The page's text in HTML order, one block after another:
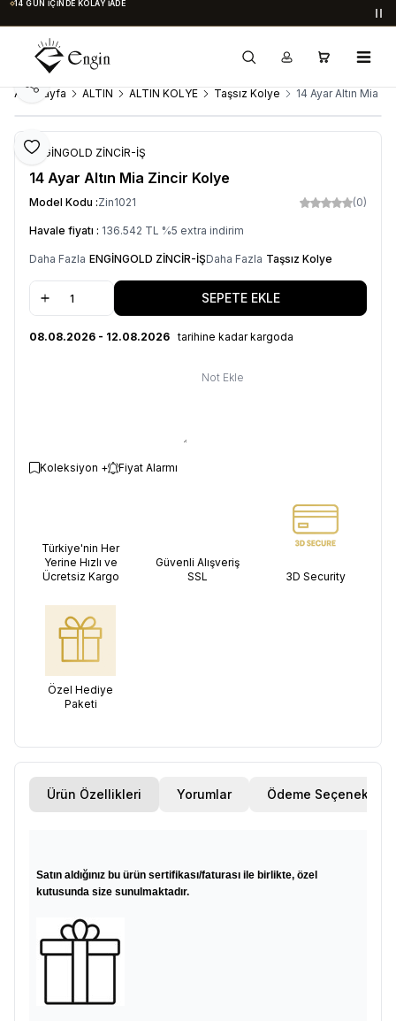
14 GÜN İÇINDE KOLAY İADE
Ana Sayfa ALTIN ALTIN KOLYE Taşsız Kolye 14 Ayar Altın Mia
Favoriye Ekle
Paylaş
ENGİNGOLD ZİNCİR-İŞ
14 Ayar Altın Mia Zincir Kolye
Model Kodu :Zin1021 (0)
Havale fiyatı : 136.542 TL %5 extra indirim
Daha Fazla ENGİNGOLD ZİNCİR-İŞDaha Fazla Taşsız Kolye
SEPETE EKLE
08.08.2026 - 12.08.2026 tarihine kadar kargoda
Not Ekle
Koleksiyon + Fiyat Alarmı
Türkiye'nin Her
Yerine Hızlı ve
Ücretsiz Kargo
Güvenli Alışveriş
SSL
3D Security
Özel Hediye
Paketi
Ürün Özellikleri Yorumlar Ödeme Seçenekleri
Satın aldığınız bu ürün sertifikası/faturası ile birlikte, özel
kutusunda size sunulmaktadır.